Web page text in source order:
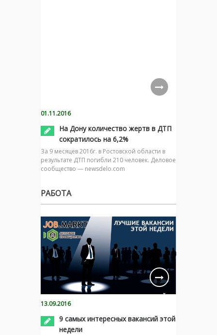
01.11.2016
На Дону количество жертв в ДТП
сократилось на 6,2%
За 9 месяцев 2016г. в Ростовской области в
результате ДТП погибли 210 человек. Деловое
сообщество — newsdelo.com
РАБОТА
13.09.2016
9 самых интересных вакансий этой
недели